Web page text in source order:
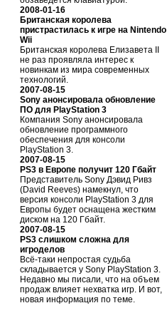
2008-01-16
Британская королева
пристрастилась к игре на Nintendo
Wii
Британская королева Елизавета II
не раз проявляла интерес к
новинкам из мира современных
технологий.
2007-08-15
Sony анонсировала обновление
ПО для PlayStation 3
Компания Sony анонсировала
обновление программного
обеспечения для консоли
PlayStation 3.
2007-08-15
PS3 в Европе получит 120 Гбайт
Представитель Sony Дэвид Ривз
(David Reeves) намекнул, что
версия консоли PlayStation 3 для
Европы будет оснащена жестким
диском на 120 Гбайт.
2007-08-15
PS3 слишком сложна для
игроделов
Всё-таки непростая судьба
складывается у Sony PlayStation 3.
Недавно мы писали, что на объем
продаж влияет нехватка игр. И вот,
новая информация по теме.